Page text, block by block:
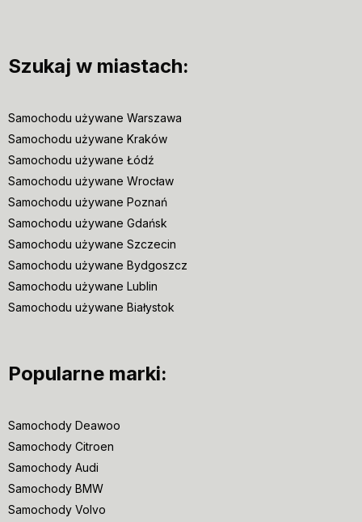
Szukaj w miastach:
Samochodu używane Warszawa
Samochodu używane Kraków
Samochodu używane Łódź
Samochodu używane Wrocław
Samochodu używane Poznań
Samochodu używane Gdańsk
Samochodu używane Szczecin
Samochodu używane Bydgoszcz
Samochodu używane Lublin
Samochodu używane Białystok
Popularne marki:
Samochody Deawoo
Samochody Citroen
Samochody Audi
Samochody BMW
Samochody Volvo